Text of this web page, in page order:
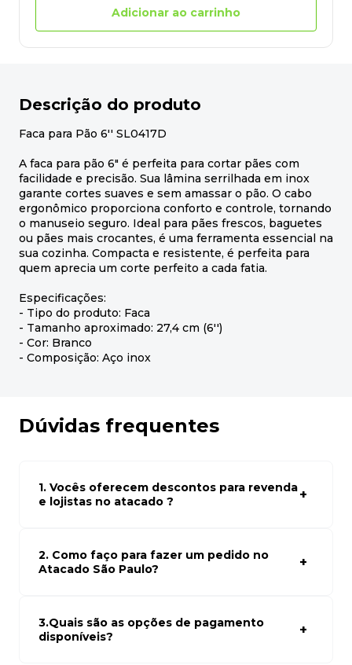
Adicionar ao carrinho
Descrição do produto
Faca para Pão 6'' SL0417D
A faca para pão 6" é perfeita para cortar pães com
facilidade e precisão. Sua lâmina serrilhada em inox
garante cortes suaves e sem amassar o pão. O cabo
ergonômico proporciona conforto e controle, tornando
o manuseio seguro. Ideal para pães frescos, baguetes
ou pães mais crocantes, é uma ferramenta essencial na
sua cozinha. Compacta e resistente, é perfeita para
quem aprecia um corte perfeito a cada fatia.
Especificações:
- Tipo do produto: Faca
- Tamanho aproximado: 27,4 cm (6'')
- Cor: Branco
- Composição: Aço inox
Dúvidas frequentes
1. Vocês oferecem descontos para revenda
e lojistas no atacado ?
atacado empresas e compre com os melhores preços
para seu modelo de negócio
2. Como faço para fazer um pedido no
Atacado São Paulo?
carrinho. Em seguida, siga as instruções para finalizar a
compra. Se precisar de ajuda, nossa equipe de suporte
está à disposição para auxiliá-lo.
3.Quais são as opções de pagamento
disponíveis?